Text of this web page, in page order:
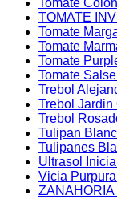
TOMATE
Tomate
Tomate
Tomate
Tomate
Trebol
Trebol Jardin
Trebol
Tulipan
Tulipanes
Ultrasol Inicial
Vicia